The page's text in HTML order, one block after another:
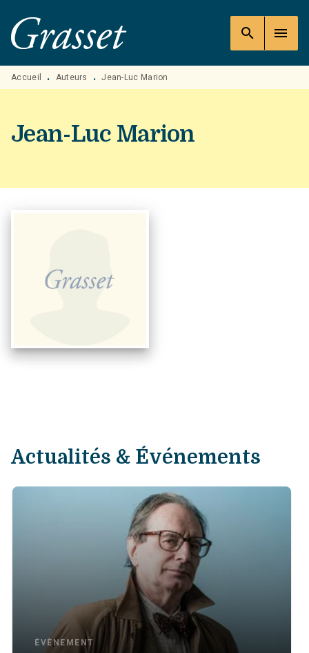
MENU RECHERCHE
PIED DE PAGE
search menu
Accueil • Auteurs • Jean-Luc Marion
Jean-Luc Marion
Actualités & Événements
ÉVÈNEMENT